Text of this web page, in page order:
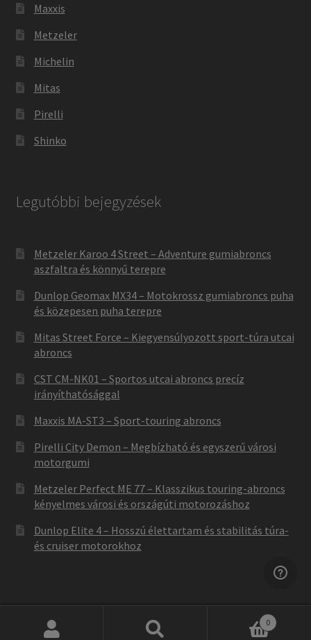
Maxxis
Metzeler
Michelin
Mitas
Pirelli
Shinko
Legutóbbi bejegyzések
Metzeler Karoo 4 Street – Adventure gumiabroncs
aszfaltra és könnyű terepre
Dunlop Geomax MX34 – Motokrossz gumiabroncs puha
és közepesen puha terepre
Mitas Street Force – Kiegyensúlyozott sport-túra utcai
abroncs
CST CM-NK01 – Sportos utcai abroncs precíz
irányíthatósággal
Maxxis MA-ST3 – Sport-touring abroncs
Pirelli City Demon – Megbízható és egyszerű városi
motorgumi
Metzeler Perfect ME 77 – Klasszikus touring-abroncs
kényelmes városi és országúti motorozáshoz
Dunlop Elite 4 – Hosszú élettartam és stabilitás túra-
és cruiser motorokhoz
0